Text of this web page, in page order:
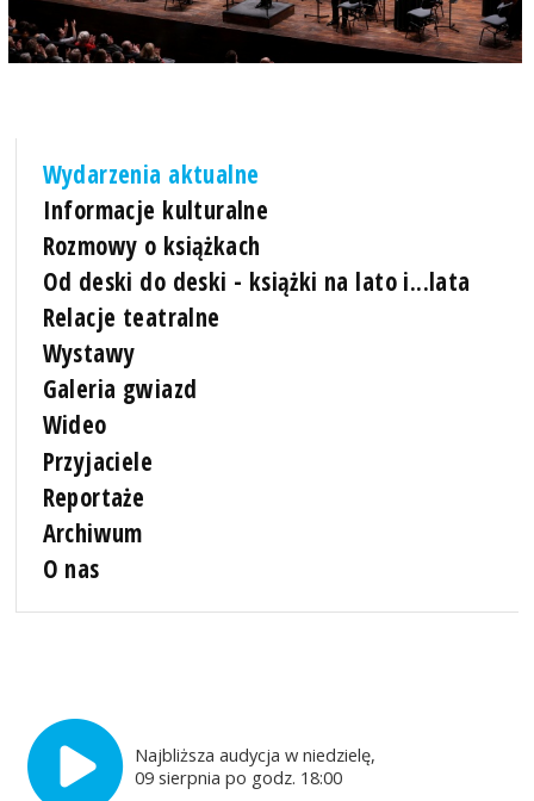
Wydarzenia aktualne
Informacje kulturalne
Rozmowy o książkach
Od deski do deski - książki na lato i...lata
Relacje teatralne
Wystawy
Galeria gwiazd
Wideo
Przyjaciele
Reportaże
Archiwum
O nas
Najbliższa audycja w niedzielę,
09 sierpnia po godz. 18:00